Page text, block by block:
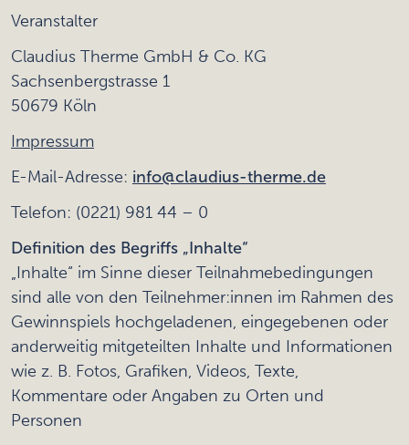
Veranstalter
Claudius Therme GmbH & Co. KG
Sachsenbergstrasse 1
50679 Köln
Impressum
E-Mail-Adresse: info@claudius-therme.de
Telefon: (0221) 981 44 – 0
Definition des Begriffs „Inhalte“
„Inhalte“ im Sinne dieser Teilnahmebedingungen
sind alle von den Teilnehmer:innen im Rahmen des
Gewinnspiels hochgeladenen, eingegebenen oder
anderweitig mitgeteilten Inhalte und Informationen
wie z. B. Fotos, Grafiken, Videos, Texte,
Kommentare oder Angaben zu Orten und
Personen